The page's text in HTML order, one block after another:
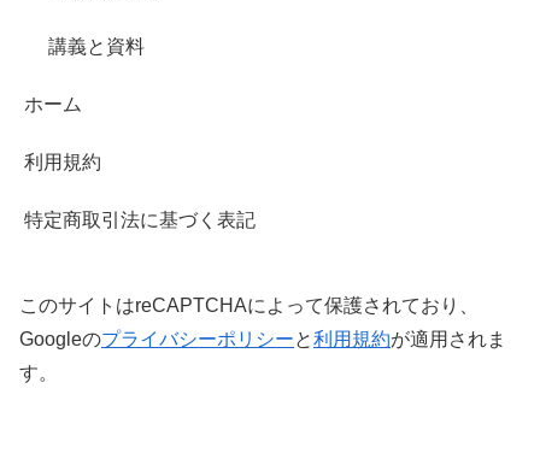
講義と資料
ホーム
利用規約
特定商取引法に基づく表記
このサイトはreCAPTCHAによって保護されており、
Googleのプライバシーポリシーと利用規約が適用されま
す。